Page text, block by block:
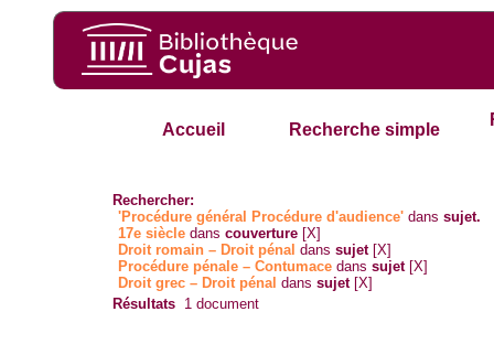
Accueil Recherche simple
Rechercher:
'Procédure général Procédure d'audience' danssujet.
17e siècle danscouverture [X]
Droit romain – Droit pénal danssujet [X]
Procédure pénale – Contumace danssujet [X]
Droit grec – Droit pénal danssujet [X]
Résultats 1 document